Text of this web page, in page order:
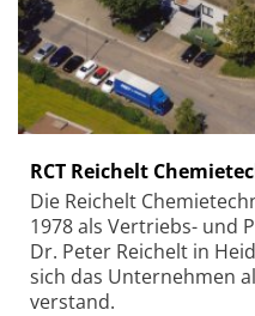
RCT Reichelt
Die Reichelt
1978 als Vertriebs- und
Dr. Peter Reichelt in
sich das Unternehmen
verstand.